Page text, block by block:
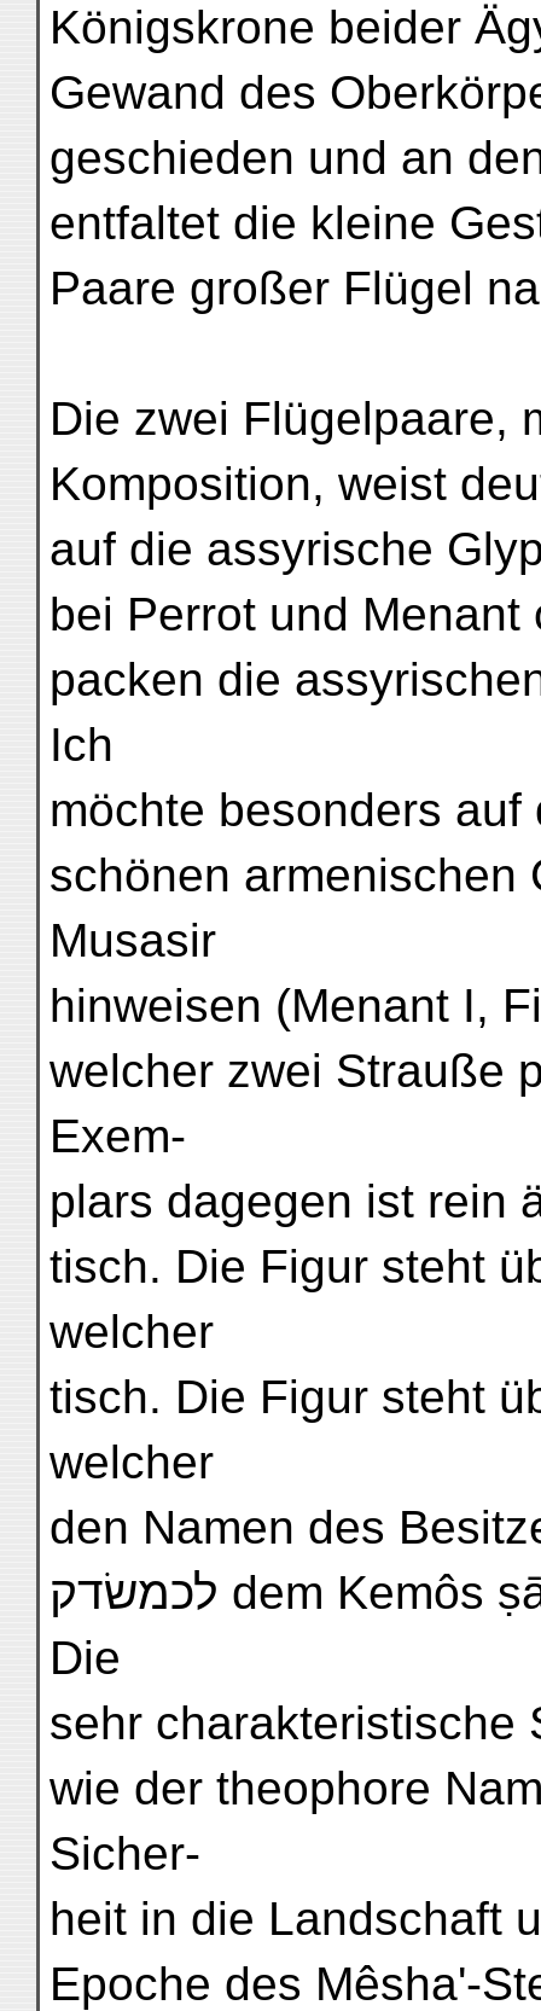
Königskrone beider
Gewand des
geschieden und an
entfaltet die kleine
Paare großer Flügel
Die zwei Flügelpaare,
Komposition, weist
auf die assyrische
bei Perrot und
packen die
Ich
möchte besonders auf
schönen armenischen
Musasir
hinweisen (Menant I,
welcher zwei Strauße
Exem-
plars dagegen ist rein
tisch. Die Figur steht
welcher
tisch. Die Figur steht
welcher
den Namen des
לכמשׂדק dem Kemôs ṣādāq (oder -ṣaddik) gehörig.
Die
sehr charakteristische
wie der theophore
Sicher-
heit in die Landschaft
Epoche des Mêsha'-